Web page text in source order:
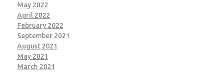
May 2022
April 2022
February 2022
September 2021
August 2021
May 2021
March 2021